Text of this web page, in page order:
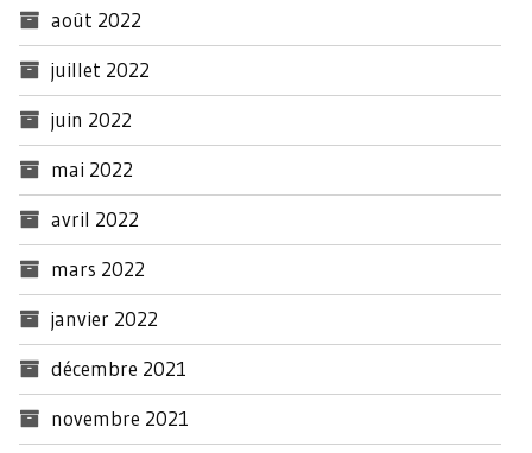
août 2022
juillet 2022
juin 2022
mai 2022
avril 2022
mars 2022
janvier 2022
décembre 2021
novembre 2021